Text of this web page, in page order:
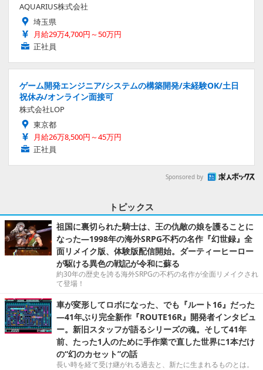
AQUARIUS株式会社
埼玉県
月給29万4,700円～50万円
正社員
ゲーム開発エンジニア/システムの構築開発/未経験OK/土日
祝休み/オンライン面接可
株式会社LOP
東京都
月給26万8,500円～45万円
正社員
Sponsored by
トピックス
祖国に裏切られた騎士は、王の仇敵の娘を護ることに
なった―1998年の海外SRPG不朽の名作『幻世録』全
面リメイク版、体験版配信開始。ダーティーヒーロー
が駆ける異色の戦記が令和に蘇る
約30年の歴史を誇る海外SRPGの不朽の名作が全面リメイクされ
て登場！
車が変形してロボになった、でも『ルート16』だった
―41年ぶり完全新作『ROUTE16R』開発者インタビュ
ー。新旧スタッフが語るシリーズの魂。そして41年
前、たった1人のために手作業で直した世界に1本だけ
の“幻のカセット”の話
長い時を経て受け継がれる過去と、新たに生まれるものとは。